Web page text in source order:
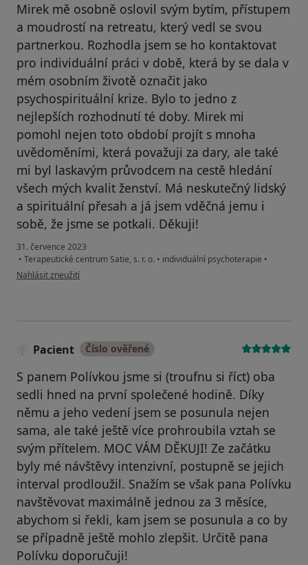
Mirek mě osobně oslovil svým bytím, přístupem
a moudrostí na retreatu, který vedl se svou
partnerkou. Rozhodla jsem se ho kontaktovat
pro individuální práci v době, která by se dala v
mém osobním životě označit jako
psychospirituální krize. Bylo to jedno z
nejlepších rozhodnutí té doby. Mirek mi
pomohl nejen toto období projít s mnoha
uvědoměními, která považuji za dary, ale také
mi byl laskavým průvodcem na cestě hledání
všech mých kvalit ženství. Má neskutečný lidský
a spirituální přesah a já jsem vděčná jemu i
sobě, že jsme se potkali. Děkuji!
31. července 2023
• Terapeutické centrum Satie, s. r. o. • individuální psychoterapie •
podle názoru uživatele VH
Nahlásit zneužití
Pacient Číslo ověřené
S panem Polívkou jsme si (troufnu si říct) oba
sedli hned na první společené hodině. Díky
němu a jeho vedení jsem se posunula nejen
sama, ale také ještě více prohroubila vztah se
svým přítelem. MOC VÁM DĚKUJI! Ze začátku
byly mé návštěvy intenzivní, postupně se jejich
interval prodloužil. Snažím se však pana Polívku
navštěvovat maximálně jednou za 3 měsíce,
abychom si řekli, kam jsem se posunula a co by
se případně ještě mohlo zlepšit. Určitě pana
Polívku doporučuji!